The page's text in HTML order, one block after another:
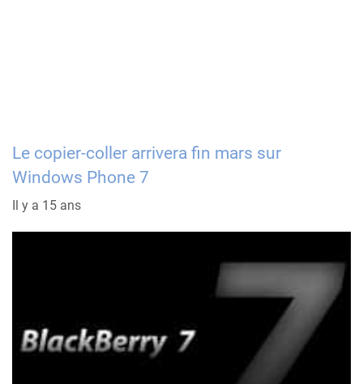
Le copier-coller arrivera fin mars sur
Windows Phone 7
Il y a 15 ans